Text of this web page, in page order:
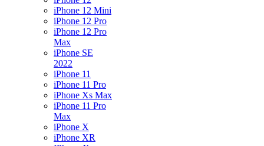
iPhone 12 Mini
iPhone 12 Pro
iPhone 12 Pro
Max
iPhone SE
2022
iPhone 11
iPhone 11 Pro
iPhone Xs Max
iPhone 11 Pro
Max
iPhone X
iPhone XR